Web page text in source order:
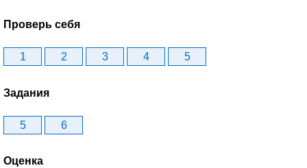
Проверь себя
1 2 3 4 5
Задания
5 6
Оценка